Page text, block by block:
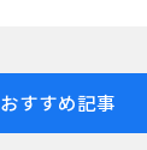
おすすめ記事